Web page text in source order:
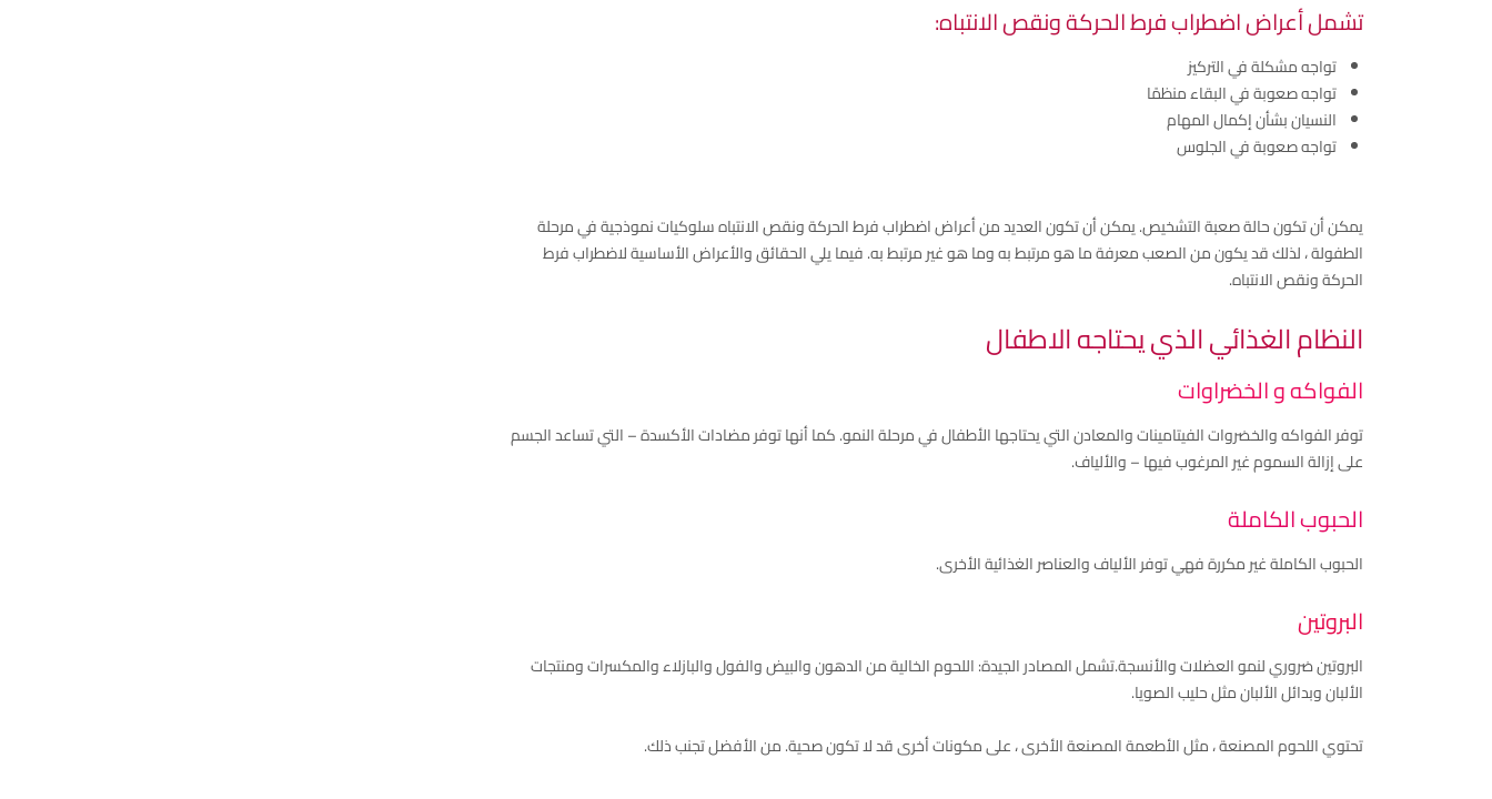
تشمل أعراض اضطراب فرط الحركة ونقص الانتباه:
تواجه مشكلة في التركيز
تواجه صعوبة في البقاء منظمًا
النسيان بشأن إكمال المهام
تواجه صعوبة في الجلوس
يمكن أن تكون حالة صعبة التشخيص. يمكن أن تكون العديد من أعراض اضطراب فرط الحركة ونقص الانتباه سلوكيات نموذجية في مرحلة
الطفولة ، لذلك قد يكون من الصعب معرفة ما هو مرتبط به وما هو غير مرتبط به. فيما يلي الحقائق والأعراض الأساسية لاضطراب فرط
الحركة ونقص الانتباه.
النظام الغذائي الذي يحتاجه الاطفال
الفواكه و الخضراوات
توفر الفواكه والخضروات الفيتامينات والمعادن التي يحتاجها الأطفال في مرحلة النمو. كما أنها توفر مضادات الأكسدة – التي تساعد الجسم
على إزالة السموم غير المرغوب فيها – والألياف.
الحبوب الكاملة
الحبوب الكاملة غير مكررة فهي توفر الألياف والعناصر الغذائية الأخرى.
البروتين
البروتين ضروري لنمو العضلات والأنسجة.تشمل المصادر الجيدة: اللحوم الخالية من الدهون والبيض والفول والبازلاء والمكسرات ومنتجات
الألبان وبدائل الألبان مثل حليب الصويا.
تحتوي اللحوم المصنعة ، مثل الأطعمة المصنعة الأخرى ، على مكونات أخرى قد لا تكون صحية. من الأفضل تجنب ذلك.